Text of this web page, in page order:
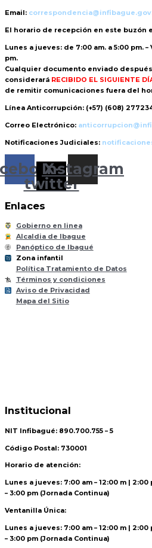
Email:
El horario de recepción en este buzón
Lunes a jueves: de 7:00 am. a 5:00 pm.
pm.
Cualquier documento enviado
considerará RECIBIDO EL SIGUIENTE
de remitir comunicaciones fuera del
Línea Anticorrupción: (+57) (608)
Correo Electrónico:
Notificaciones Judiciales:
X-
twitter
Instagram
Enlaces
Gobierno en linea
Alcaldia de Ibague
Panóptico de Ibagué
til
Zona infantil
Política Tratamiento de Datos
Términos y condiciones
Aviso de Privacidad
Mapa del Sitio
Institucional
NIT Infibagué: 890.700.755 – 5
Código Postal: 730001
Horario de atención:
Lunes a jueves: 7:00 am – 12:00 m | 2:00
– 3:00 pm (Jornada Continua)
Ventanilla Única:
Lunes a jueves: 7:00 am – 12:00 m | 2:00
– 3:00 pm (Jornada Continua)